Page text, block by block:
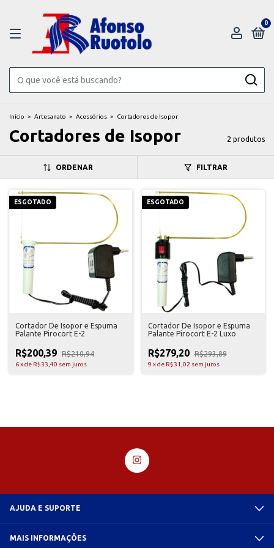
0
Início > Artesanato > Acessórios > Cortadores de Isopor
Cortadores de Isopor 2 produtos
ORDENAR FILTRAR
ESGOTADO
Cortador De Isopor e Espuma
Palante Pirocort E-2
R$200,39 R$210,94
6xde R$33,40 sem juros
ESGOTADO
Cortador De Isopor e Espuma
Palante Pirocort E-2 Luxo
R$279,20 R$293,89
9 xde R$31,02 sem juros
AJUDA E SUPORTE
MAIS INFORMAÇÕES